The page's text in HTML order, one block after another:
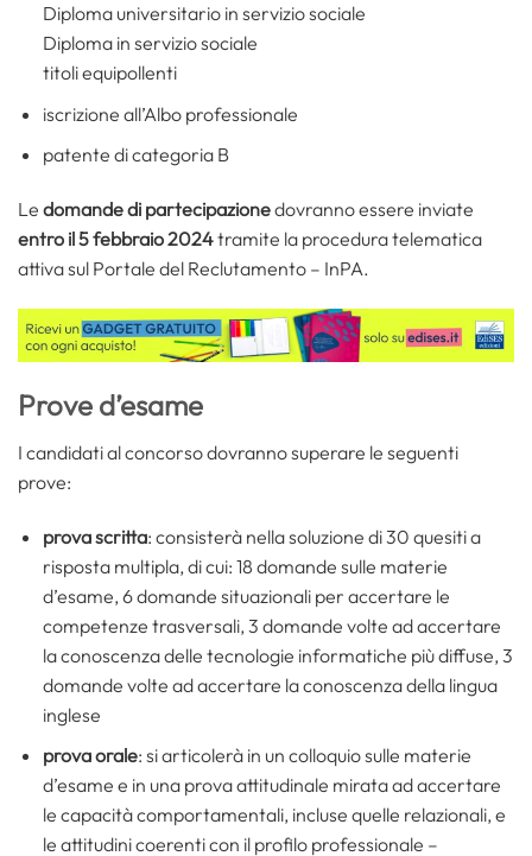
Diploma universitario in servizio sociale
Diploma in servizio sociale
titoli equipollenti
iscrizione all’Albo professionale
patente di categoria B
Le domande di partecipazionedovranno essere inviate
entro il 5 febbraio 2024tramite la procedura telematica
attiva sul Portale del Reclutamento – InPA.
Prove d’esame
I candidati al concorso dovranno superare le seguenti
prove:
prova scritta: consisterà nella soluzione di 30 quesiti a
risposta multipla, di cui: 18 domande sulle materie
d’esame, 6 domande situazionali per accertare le
competenze trasversali, 3 domande volte ad accertare
la conoscenza delle tecnologie informatiche più diffuse, 3
domande volte ad accertare la conoscenza della lingua
inglese
prova orale: si articolerà in un colloquio sulle materie
d’esame e in una prova attitudinale mirata ad accertare
le capacità comportamentali, incluse quelle relazionali, e
le attitudini coerenti con il profilo professionale –